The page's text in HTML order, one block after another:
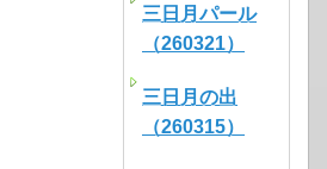
三日月パール
（260321）
三日月の出
（260315）